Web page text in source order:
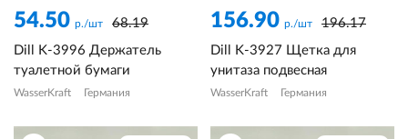
54.50 р./шт
68.19
Dill K-3996 Держатель
туалетной бумаги
WasserKraft Германия
156.90 р./шт
196.17
Dill K-3927 Щетка для
унитаза подвесная
WasserKraft Германия